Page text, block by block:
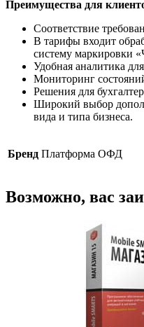
Преимущества для
Соответствие
В тарифы входит
систему маркировки
Удобная аналитика
Мониторинг
Решения для
Широкий выбор
вида и типа бизнеса.
Бренд Платформа ОФД
Возможно, вас